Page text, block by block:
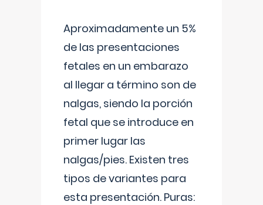
Aproximadamente un 5%
de las presentaciones
fetales en un embarazo
al llegar a término son de
nalgas, siendo la porción
fetal que se introduce en
primer lugar las
nalgas/pies. Existen tres
tipos de variantes para
esta presentación. Puras: